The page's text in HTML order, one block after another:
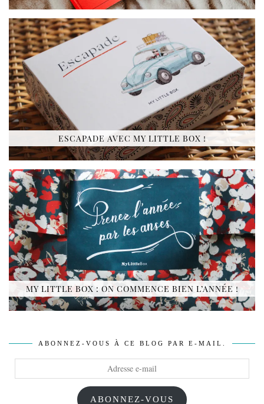
ESCAPADE AVEC MY LITTLE BOX !
MY LITTLE BOX : ON COMMENCE BIEN L’ANNÉE !
ABONNEZ-VOUS À CE BLOG PAR E-MAIL.
ABONNEZ-VOUS